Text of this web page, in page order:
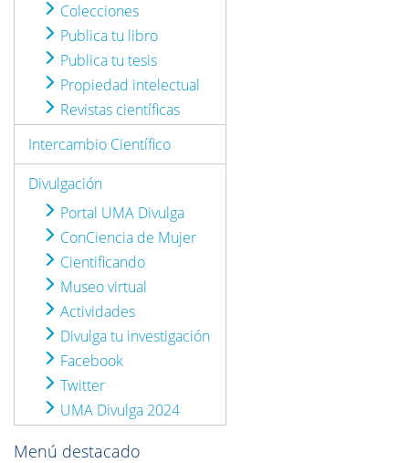
Colecciones
Publica tu libro
Publica tu tesis
Propiedad intelectual
Revistas científicas
Intercambio Científico
Divulgación
Portal UMA Divulga
ConCiencia de Mujer
Cientificando
Museo virtual
Actividades
Divulga tu investigación
Facebook
Twitter
UMA Divulga 2024
Menú destacado